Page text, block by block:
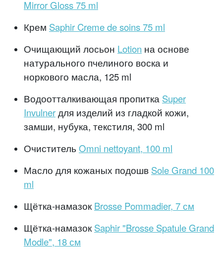
Mirror Gloss 75 ml
Крем Saphir Creme de soins 75 ml
Очищающий лосьон Lotion на основе
натурального пчелиного воска и
норкового масла, 125 ml
Водоотталкивающая пропитка Super
Invulnerдля изделий из гладкой кожи,
замши, нубука, текстиля, 300 ml
Очиститель Omni nettoyant, 100 ml
Масло для кожаных подошв Sole Grand 100
ml
Щётка-намазок Brosse Pommadier, 7 см
Щётка-намазок Saphir "Brosse Spatule Grand
Modle", 18 см